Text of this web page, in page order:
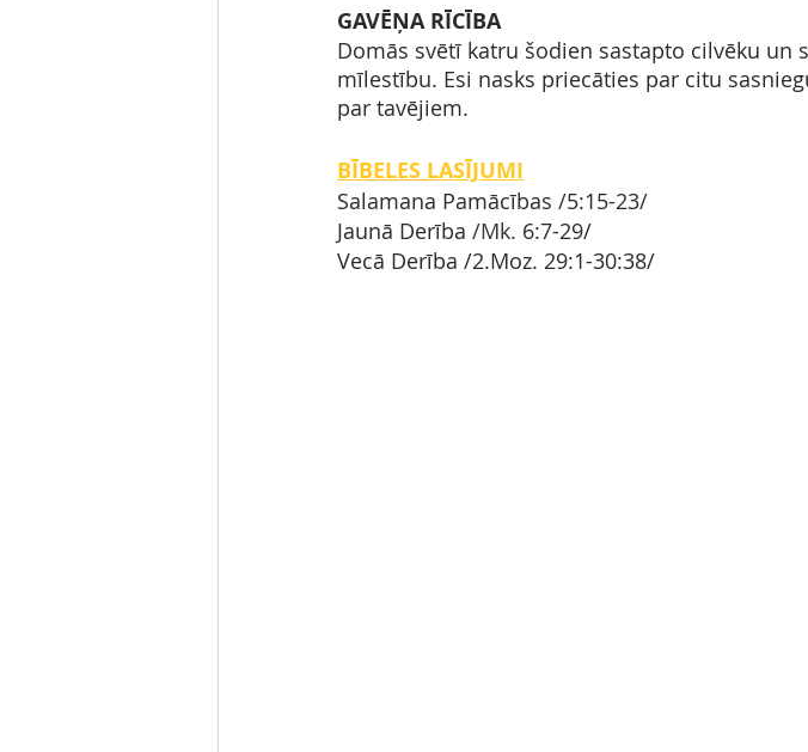
GAVĒŅA RĪCĪBA
Domās svētī katru šodien sastapto cilvēku un
mīlestību. Esi nasks priecāties par citu
par tavējiem.
BĪBELES LASĪJUMI
Salamana Pamācības /5:15-23/
Jaunā Derība /Mk. 6:7-29/
Vecā Derība /2.Moz. 29:1-30:38/